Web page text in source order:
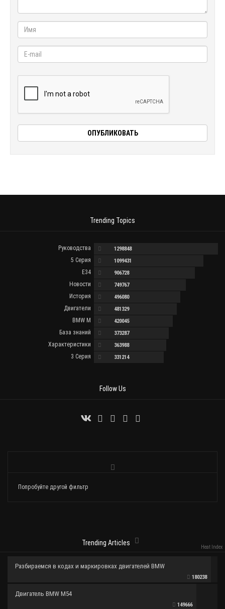
Trending Topics
Руководства 1298848
5 Серия 1099431
E34 906728
Новости 749767
История 496080
Двигатели 481329
BMW M 420045
База знаний 373287
Характеристики 363988
3 Серия 331214
Follow Us
Попробуйте другой фильтр
Trending Articles
Heat Index
Разбираемся в кодах и маркировках двигателей BMW
180238
Двигатель BMW M54
149666